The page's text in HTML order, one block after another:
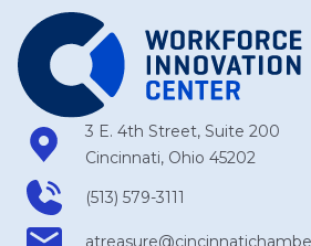
3 E. 4th Street, Suite 200
Cincinnati, Ohio 45202
(513) 579-3111